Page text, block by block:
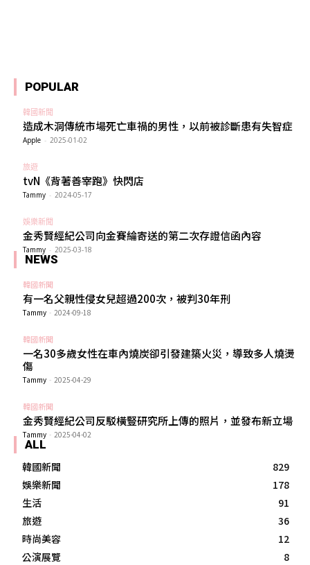
POPULAR
韓國新聞
造成木洞傳統市場死亡車禍的男性，以前被診斷患有失智症
Apple - 2025-01-02
旅遊
tvN《背著善宰跑》快閃店
Tammy - 2024-05-17
娛樂新聞
金秀賢經紀公司向金賽綸寄送的第二次存證信函內容
Tammy - 2025-03-18
NEWS
韓國新聞
有一名父親性侵女兒超過200次，被判30年刑
Tammy - 2024-09-18
韓國新聞
一名30多歲女性在車內燒炭卻引發建築火災，導致多人燒燙
傷
Tammy - 2025-04-29
韓國新聞
金秀賢經紀公司反駁橫豎研究所上傳的照片，並發布新立場
Tammy - 2025-04-02
ALL
韓國新聞
829
娛樂新聞
178
生活
91
旅遊
36
時尚美容
12
公演展覽
8